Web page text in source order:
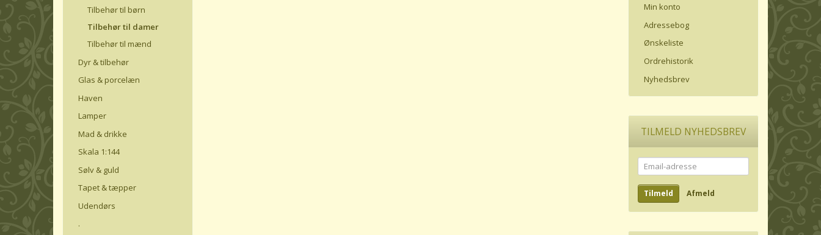
Tilbehør til børn
Tilbehør til damer
Tilbehør til mænd
Dyr & tilbehør
Glas & porcelæn
Haven
Lamper
Mad & drikke
Skala 1:144
Sølv & guld
Tapet & tæpper
Udendørs
.
Min konto
Adressebog
Ønskeliste
Ordrehistorik
Nyhedsbrev
TILMELD NYHEDSBREV
Email-
adresse
Tilmeld Afmeld